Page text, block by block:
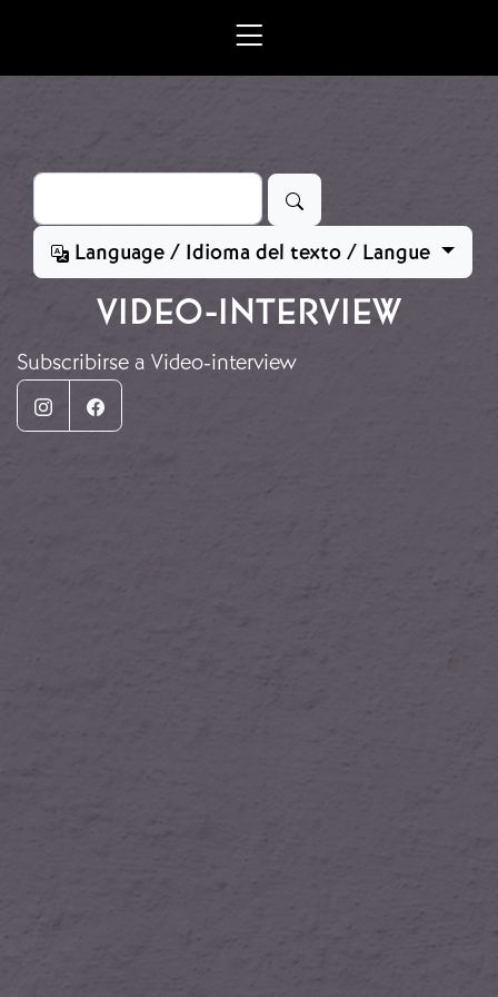
Buscar
Language / Idioma del texto / Langue
VIDEO-INTERVIEW
Subscribirse a Video-interview
InstagramFacebook